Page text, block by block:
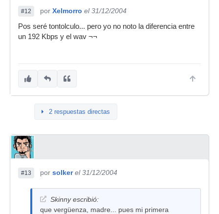
#12 por Xelmorro el 31/12/2004
Pos seré tontolculo... pero yo no noto la diferencia entre
un 192 Kbps y el wav ¬¬
2 respuestas directas
#13 por solker el 31/12/2004
Skinny escribió:
que vergüenza, madre... pues mi primera